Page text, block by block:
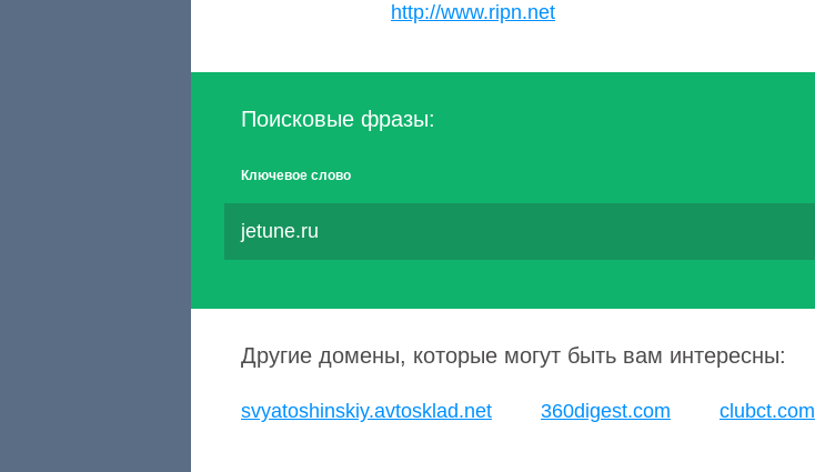
http://www.ripn.net
Поисковые фразы:
Ключевое слово
jetune.ru
Другие домены, которые могут быть вам интересны:
svyatoshinskiy.avtosklad.net 360digest.com clubct.com